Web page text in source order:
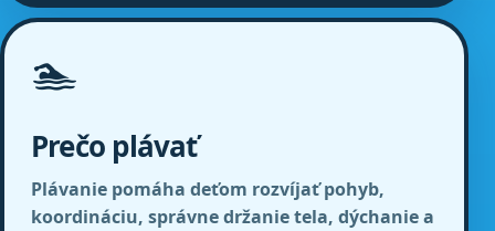
🏊
Prečo plávať
Plávanie pomáha deťom rozvíjať pohyb,
koordináciu, správne držanie tela, dýchanie a